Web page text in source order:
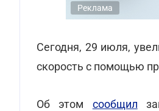
Реклама
Сегодня, 29 июля,
скорость с помощью
Об этом сообщил